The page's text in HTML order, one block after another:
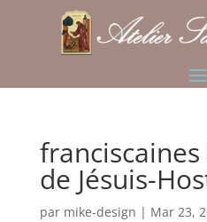
de Jésuis-
par mike-design | Mar 23,